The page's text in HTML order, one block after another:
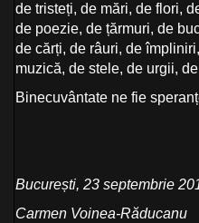
de tristeți, de mări, de flori,
de poezie, de țărmuri, de
de cărți, de râuri, de
muzică, de stele, de urgii,
Binecuvântate ne fie
București, 23 septembrie
Carmen Voinea-Răducanu